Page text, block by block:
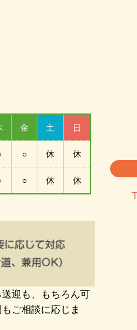
金 土 日
○ 休 休
○ 休 休
迎も、もちろん可
ご相談に応じま